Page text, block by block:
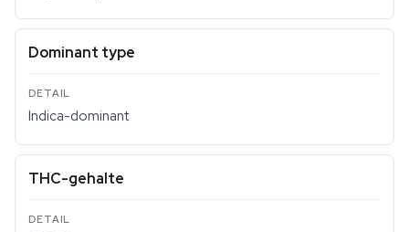
Dominant type
Indica-dominant
THC-gehalte